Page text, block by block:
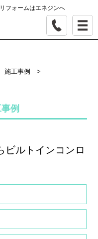
フォームはエネジンへ
施工事例
>
例
ビルトインコンロ